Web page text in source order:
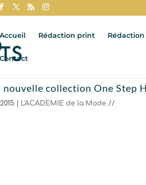
Accueil Rédaction print
Contact
collection One Step
L'ACADEMIE de la Mode //